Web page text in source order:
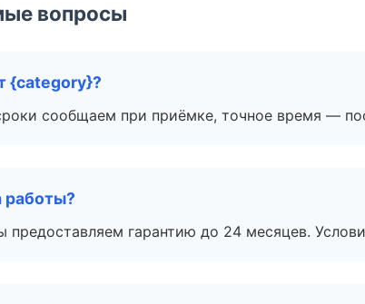
вопросы
{category}?
сообщаем при приёмке, точное время —
работы?
предоставляем гарантию до 24 месяцев.